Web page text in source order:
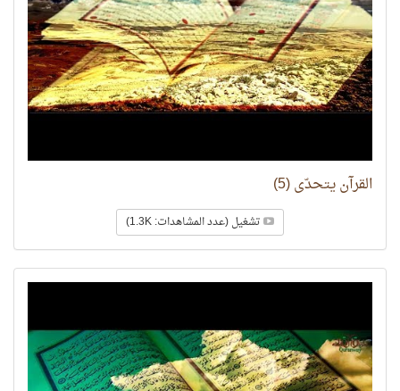
القرآن يتحدّى (5)
تشغيل (عدد المشاهدات: 1.3K)